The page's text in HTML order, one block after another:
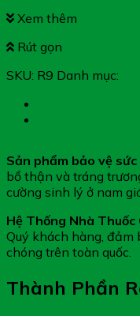
Xem thêm
Rút gọn
SKU: R9 Danh mục:
Sản phẩm bảo vệ
bổ thận và tráng
cường sinh lý ở nam
Hệ Thống Nhà
Quý khách hàng,
chóng trên toàn quốc.
Thành Phần